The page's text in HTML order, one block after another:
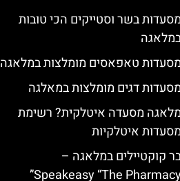
מסעדות בשר וסטייקים הכי טובות
מסעדות טאפאסים מומלצות במלאגה
מסעדות דגים מומלצות במאלגה
מלאגה מסעדה איטלקית? רשימת
מסעדות איטלקיות
קוקטיילים במלאגה –
Speakeasy “The